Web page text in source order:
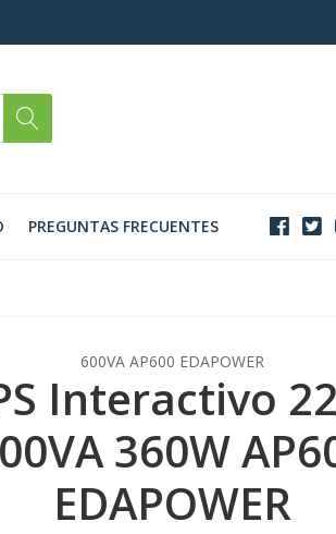
PREGUNTAS FRECUENTES
600VA AP600 EDAPOWER
Interactivo
360W
EDAPOWER